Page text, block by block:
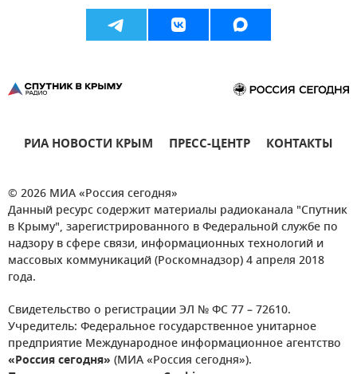
Коллективный Запад
РИА НОВОСТИ КРЫМ ПРЕСС-ЦЕНТР КОНТАКТЫ
© 2026 МИА «Россия сегодня»
Данный ресурс содержит материалы радиоканала "Спутник
в Крыму", зарегистрированного в Федеральной службе по
надзору в сфере связи, информационных технологий и
массовых коммуникаций (Роскомнадзор) 4 апреля 2018
года.
Свидетельство о регистрации ЭЛ № ФС 77 – 72610.
Учредитель: Федеральное государственное унитарное
предприятие Международное информационное агентство
«Россия сегодня» (МИА «Россия сегодня»).